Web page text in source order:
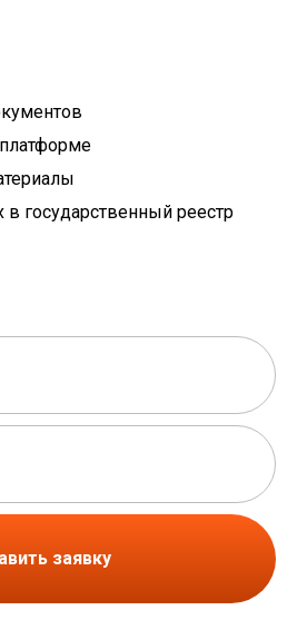
государственный реестр
заявку